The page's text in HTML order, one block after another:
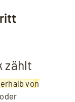
zählt
von